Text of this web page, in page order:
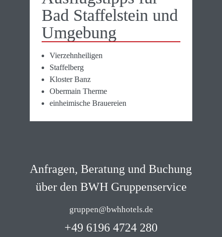
Bad Staffel­stein und
Umgebung
Vierzehnheiligen
Staffelberg
Kloster Banz
Obermain Therme
einheimische Brauereien
Anfragen, Beratung und Buchung
über den BWH Gruppenservice
gruppen@bwhhotels.de
+49 6196 4724 280